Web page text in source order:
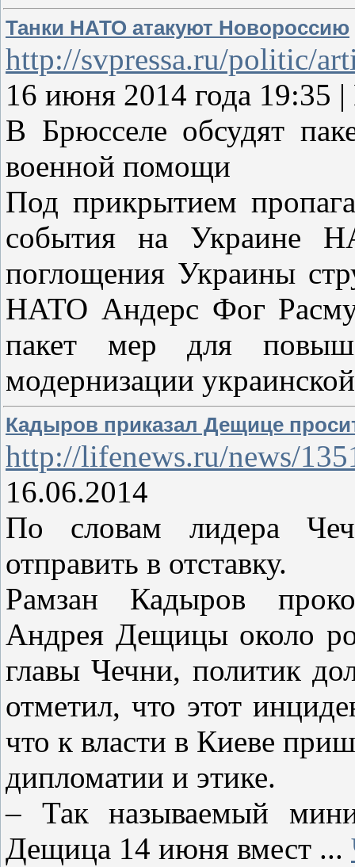
Танки НАТО атакуют Новороссию
http://svpressa.ru/politic/
16 июня 2014 года
В Брюсселе обсудят
военной помощи
Под прикрытием
события на Украине
поглощения Украины
НАТО Андерс Фог
пакет мер для
модернизации
Кадыров приказал Дещице
http://lifenews.ru/news/
16.06.2014
По словам лидера
отправить в отставку.
Рамзан Кадыров
Андрея Дещицы около
главы Чечни, политик
отметил, что этот
что к власти в Киеве
дипломатии и этике.
– Так называемый
Дещица 14 июня вмест ...